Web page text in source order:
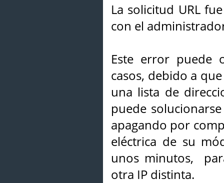
La solicitud URL
con el
Este error puede
casos, debido a
una lista de
puede
apagando por
eléctrica de su
unos minutos,
otra IP distinta.